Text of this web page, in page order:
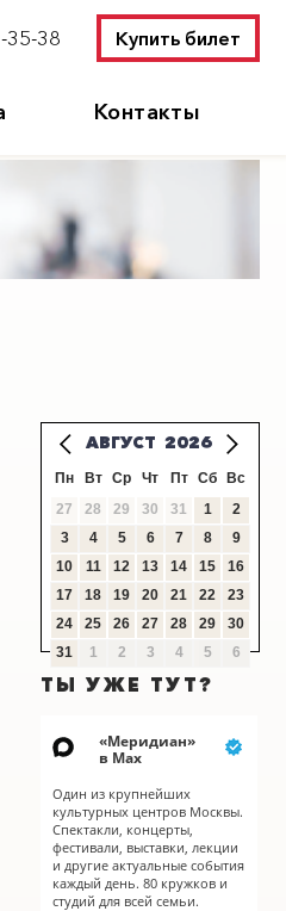
35-38 Купить билет
Контакты
АВГУСТ 2026
Пн Вт Ср Чт Пт Сб
Вс
27
28 29 30 31 1
2
3
4 5 6 7 8
9
10
11 12 13 14 15
16
17
18 19 20 21 22
23
24
25 26 27 28 29
30
31
1 2 3 4 5 6
ТЫ УЖЕ ТУТ?
«Меридиан»
в Мах
Один из крупнейших
культурных центров Москвы.
Спектакли, концерты,
фестивали, выставки, лекции
и другие актуальные события
каждый день. 80 кружков и
студий для всей семьи.